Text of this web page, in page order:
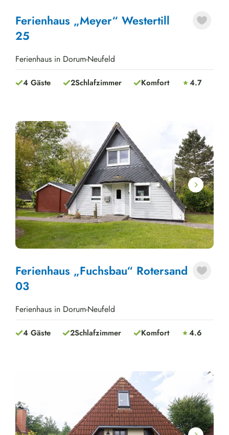
Ferienhaus „Meyer“ Westertill
25
Ferienhaus in Dorum-Neufeld
4 Gäste 2Schlafzimmer Komfort 4.7
Next
Ferienhaus „Fuchsbau“ Rotersand
03
Ferienhaus in Dorum-Neufeld
4 Gäste 2Schlafzimmer Komfort 4.6